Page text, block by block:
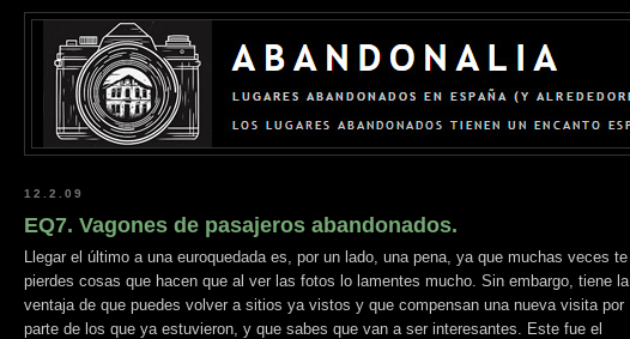
12.2.09
EQ7. Vagones de pasajeros abandonados.
Llegar el último a una euroquedada es, por un lado, una pena, ya que muchas veces te
pierdes cosas que hacen que al ver las fotos lo lamentes mucho. Sin embargo, tiene la
ventaja de que puedes volver a sitios ya vistos y que compensan una nueva visita por
parte de los que ya estuvieron, y que sabes que van a ser interesantes. Este fue el